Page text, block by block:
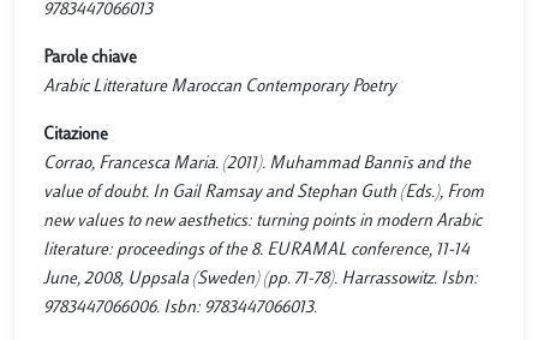
9783447066013
Parole chiave
Arabic Litterature Maroccan Contemporary Poetry
Citazione
Corrao, Francesca Maria. (2011). Muhammad Bannīs and the
value of doubt. In Gail Ramsay and Stephan Guth (Eds.), From
new values to new aesthetics: turning points in modern Arabic
literature: proceedings of the 8. EURAMAL conference, 11-14
June, 2008, Uppsala (Sweden) (pp. 71-78). Harrassowitz. Isbn:
9783447066006. Isbn: 9783447066013.